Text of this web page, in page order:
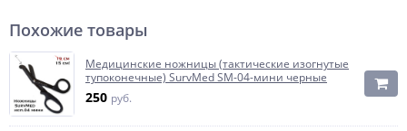
Похожие товары
Медицинские ножницы (тактические изогнутые
тупоконечные) SurvMed SM-04-мини черные
250 руб.